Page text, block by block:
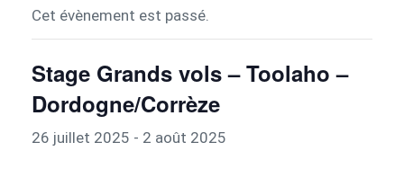
Cet évènement est passé.
Stage Grands vols – Toolaho –
Dordogne/Corrèze
26 juillet 2025 - 2 août 2025